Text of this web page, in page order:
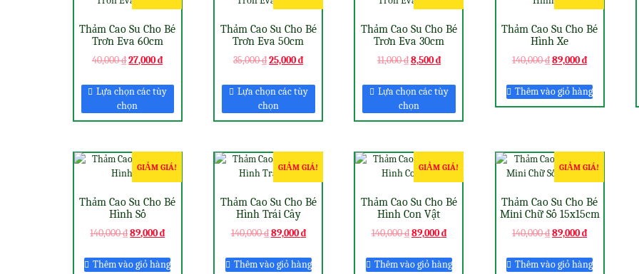
Thảm Cao Su Cho Bé
Trơn Eva 60cm
40,000₫27,000₫
Lựa chọn các tùy
chọn
Thảm Cao Su Cho Bé
Trơn Eva 50cm
35,000₫25,000₫
Lựa chọn các tùy
chọn
Thảm Cao Su Cho Bé
Trơn Eva 30cm
11,000₫8,500₫
Lựa chọn các tùy
chọn
Thảm Cao Su Cho Bé
Hình Xe
140,000₫89,000₫
Thêm vào giỏ hàng
GIẢM GIÁ!
Thảm Cao Su Cho Bé
Hình Số
140,000₫89,000₫
Thêm vào giỏ hàng
GIẢM GIÁ!
Thảm Cao Su Cho Bé
Hình Trái Cây
140,000₫89,000₫
Thêm vào giỏ hàng
GIẢM GIÁ!
Thảm Cao Su Cho Bé
Hình Con Vật
140,000₫89,000₫
Thêm vào giỏ hàng
GIẢM GIÁ!
Thảm Cao Su Cho Bé
Mini Chữ Số 15x15cm
140,000₫89,000₫
Thêm vào giỏ hàng